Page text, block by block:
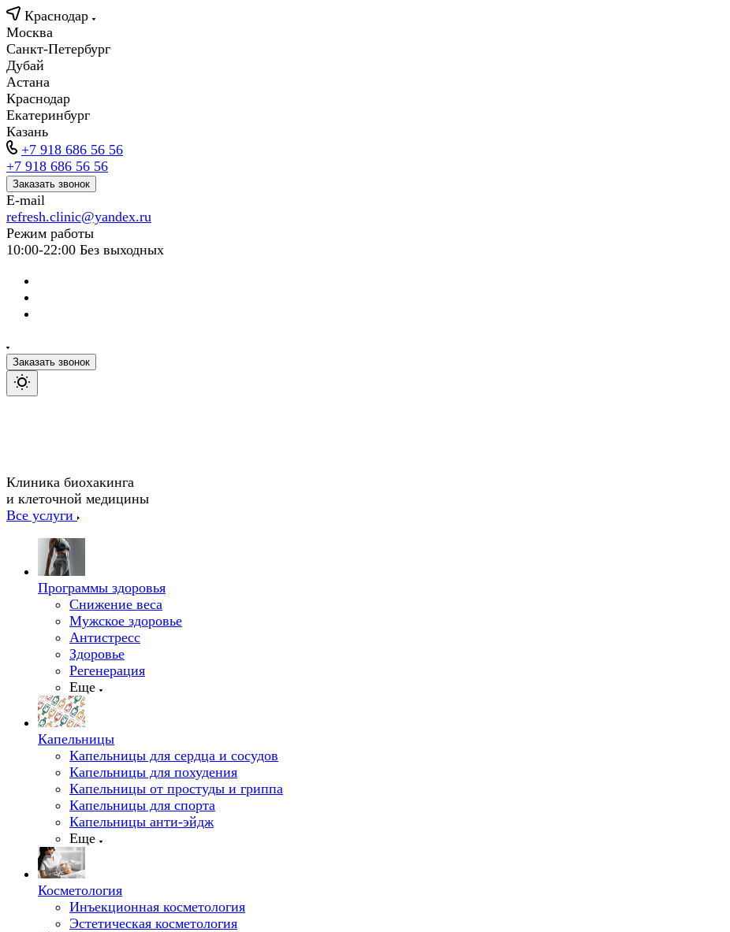
Краснодар
Москва
Санкт-Петербург
Дубай
Астана
Краснодар
Екатеринбург
Казань
+7 918 686 56 56
+7 918 686 56 56
Заказать звонок
E-mail
refresh.clinic@yandex.ru
Режим работы
10:00-22:00 Без выходных
Заказать звонок
Клиника биохакинга
и клеточной медицины
Все услуги
Программы здоровья
Снижение веса
Мужское здоровье
Антистресс
Здоровье
Регенерация
Еще
Капельницы
Капельницы для сердца и сосудов
Капельницы для похудения
Капельницы от простуды и гриппа
Капельницы для спорта
Капельницы анти-эйдж
Еще
Косметология
Инъекционная косметология
Эстетическая косметология